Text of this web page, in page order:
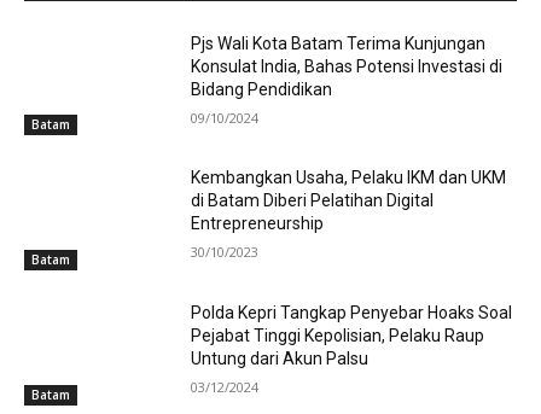
Batam
Pjs Wali Kota Batam Terima Kunjungan
Konsulat India, Bahas Potensi Investasi di
Bidang Pendidikan
09/10/2024
Batam
Kembangkan Usaha, Pelaku IKM dan UKM
di Batam Diberi Pelatihan Digital
Entrepreneurship
30/10/2023
Batam
Polda Kepri Tangkap Penyebar Hoaks Soal
Pejabat Tinggi Kepolisian, Pelaku Raup
Untung dari Akun Palsu
03/12/2024